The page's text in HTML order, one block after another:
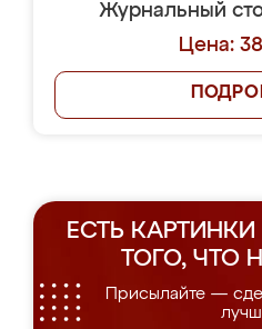
Журнальный
Цена:
ЕСТЬ
ТОГО, ЧТО
Присылайте —